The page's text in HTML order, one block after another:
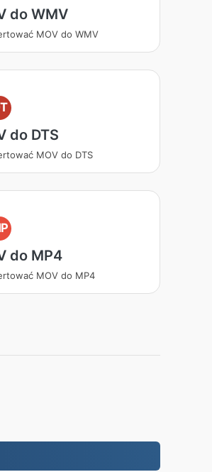
do WMV
MOV do WMV
do DTS
MOV do DTS
do MP4
MOV do MP4